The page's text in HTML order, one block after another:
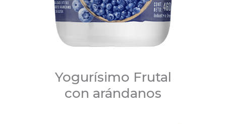
Yogurísimo Frutal
con arándanos